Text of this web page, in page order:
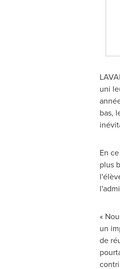
uni
bas,
En
plus
«
un
de